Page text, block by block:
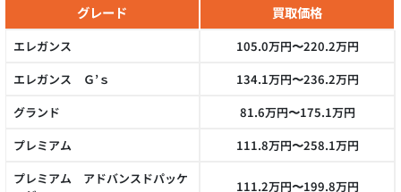
グレード 買取価格
エレガンス
105.0万円〜220.2万円
エレガンス Ｇ’ｓ
134.1万円〜236.2万円
グランド
81.6万円〜175.1万円
プレミアム
111.8万円〜258.1万円
プレミアム アドバンスドパッケ
111.2万円〜199.8万円